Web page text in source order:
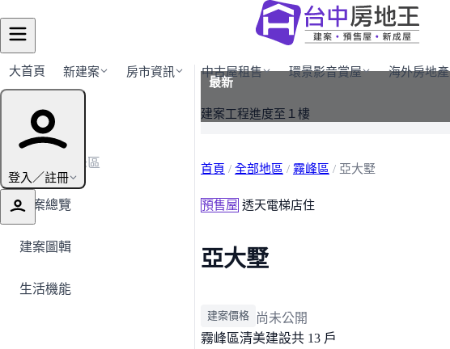
大首頁 新建案 房市資訊 中古屋租售 環景影音賞屋 海外房地產
登入／註冊
建案導覽
← 返回霧峰區
建案總覽
建案圖輯
生活機能
最新
建案工程進度至１樓
首頁 / 全部地區 / 霧峰區 / 亞大墅
預售屋 透天電梯店住
亞大墅
建案價格
尚未公開
霧峰區清美建設共 13 戶